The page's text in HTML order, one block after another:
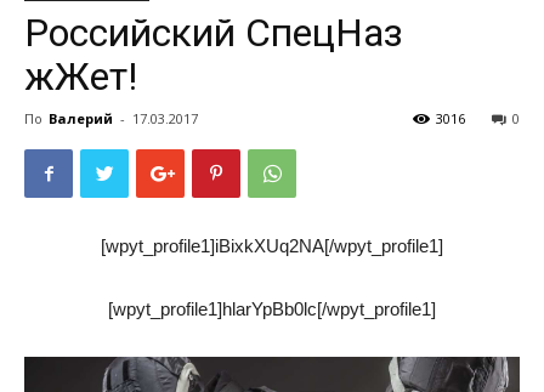
Российский СпецНаз
жЖет!
По Валерий - 17.03.2017 0
3016
[wpyt_profile1]iBixkXUq2NA[/wpyt_profile1]
[wpyt_profile1]hlarYpBb0lc[/wpyt_profile1]